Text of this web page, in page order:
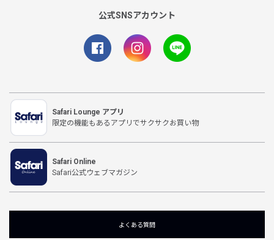
公式SNSアカウント
Safari Lounge アプリ
限定の機能もあるアプリでサクサクお買い物
Safari Online
Safari公式ウェブマガジン
よくある質問